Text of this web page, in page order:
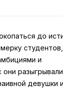
до
студентов,
и
девушки и